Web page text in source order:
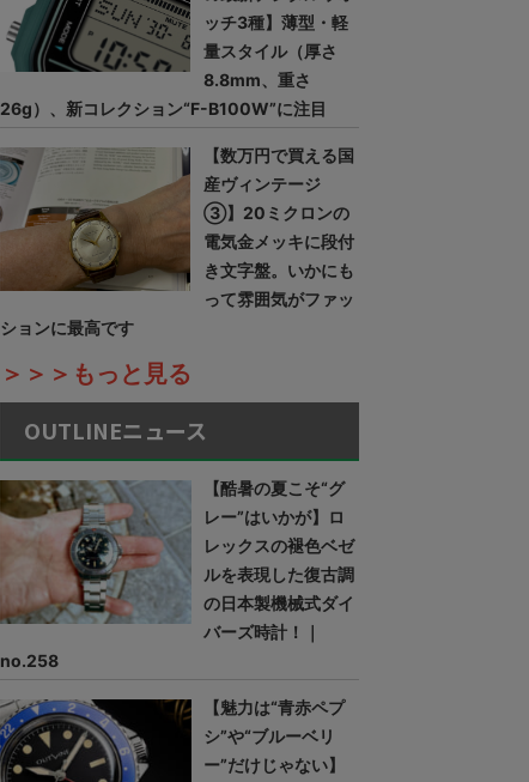
ッチ3種】薄型・軽
量スタイル（厚さ
8.8mm、重さ
26g）、新コレクション“F-B100W”に注目
【数万円で買える国
産ヴィンテージ
③】20ミクロンの
電気金メッキに段付
き文字盤。いかにも
って雰囲気がファッ
ションに最高です
＞＞＞もっと見る
OUTLINEニュース
【酷暑の夏こそ“グ
レー”はいかが】ロ
レックスの褪色ベゼ
ルを表現した復古調
の日本製機械式ダイ
バーズ時計！｜
no.258
【魅力は“青赤ペプ
シ”や“ブルーベリ
ー”だけじゃない】